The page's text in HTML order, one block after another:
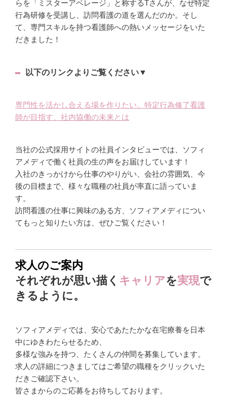
らを「ミスターアベレージ」と称するTさんが、なぜ特定
行為研修を受講し、訪問看護の道を選んだのか。そし
て、専門スキルを持つ看護師への熱いメッセージをいた
だきました！
以下のリンクよりご覧ください▼
専門性を活かし合える場を作りたい。特定行為修了看護
師が目指す、社内協働の未来とは
当社の公式採用サイトの社員インタビューでは、ソフィ
アメディで働く社員の生の声をお届けしています！
入社のきっかけから仕事のやりがい、会社の雰囲気、今
後の目標まで、様々な職種の社員が率直に語っていま
す。
訪問看護の仕事に興味のある方、ソフィアメディについ
てもっと知りたい方は、ぜひご覧ください！
求人のご案内
それぞれが思い描く キャリアを実現で
きるように。
ソフィアメディでは、安心であたたかな在宅療養を日本
中にゆきわたらせるため、
多様な強みを持つ、たくさんの仲間を募集しています。
求人の詳細につきましてはご希望の職種をクリックいた
だきご確認下さい。
皆さまからのご応募をお待ちしております。